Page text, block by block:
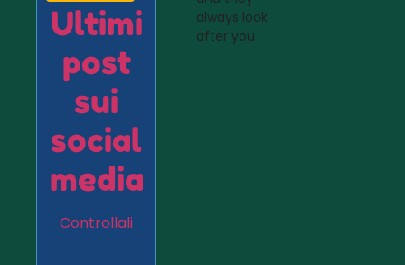
always look
after you
Ultimi
post
sui
social
media
Controllali